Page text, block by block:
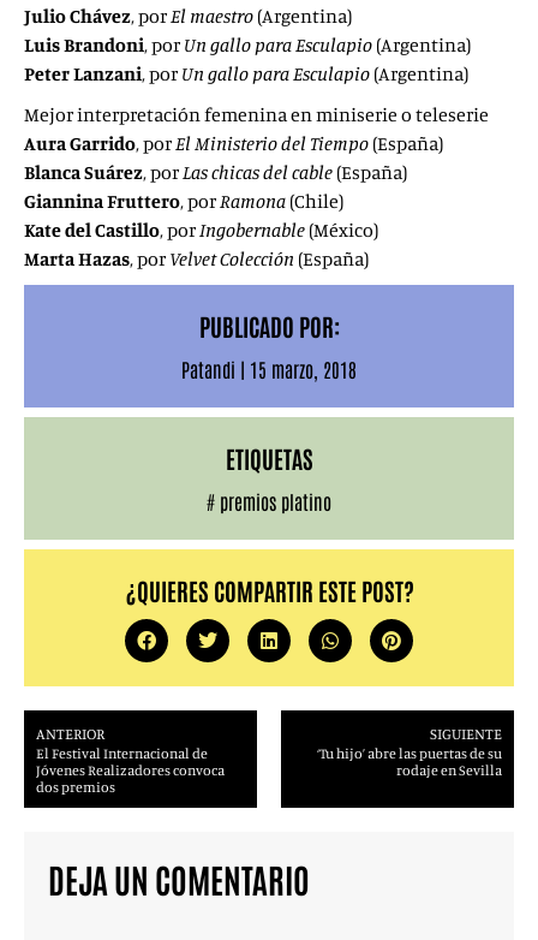
Julio Chávez, porEl maestro (Argentina)
Luis Brandoni, por Un gallo para Esculapio (Argentina)
Peter Lanzani, por Un gallo para Esculapio (Argentina)
Mejor interpretación femenina en miniserie o teleserie
Aura Garrido, porEl Ministerio del Tiempo (España)
Blanca Suárez, porLas chicas del cable (España)
Giannina Fruttero, porRamona (Chile)
Kate del Castillo, porIngobernable (México)
Marta Hazas, por Velvet Colección (España)
PUBLICADO POR:
Patandi | 15 marzo, 2018
ETIQUETAS
# premios platino
¿QUIERES COMPARTIR ESTE POST?
ANTERIOR
El Festival Internacional de
Jóvenes Realizadores convoca
dos premios
SIGUIENTE
‘Tu hijo’ abre las puertas de su
rodaje en Sevilla
DEJA UN COMENTARIO